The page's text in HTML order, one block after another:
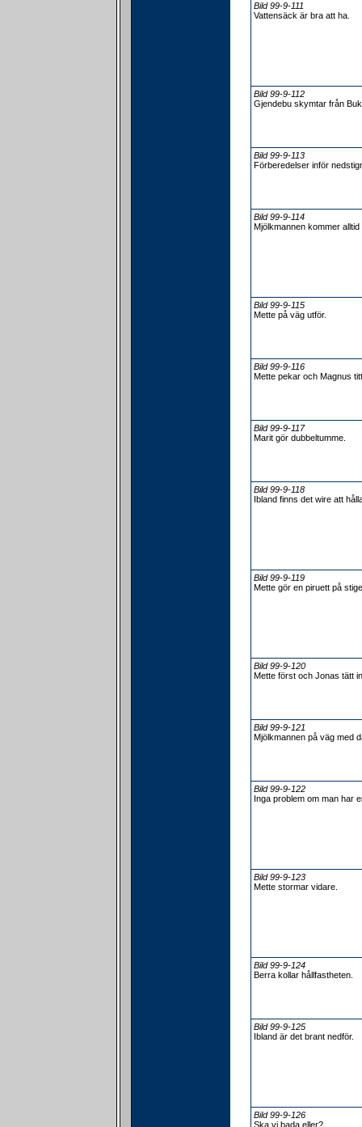
Bild 99-9-111
Vattensäck är bra att ha.
Bild 99-9-112
Gjendebu skymtar från
Bild 99-9-113
Förberedelser inför
Bild 99-9-114
Mjölkmannen kommer alltid
Bild 99-9-115
Mette på väg utför.
Bild 99-9-116
Mette pekar och Magnus
Bild 99-9-117
Marit gör dubbeltumme.
Bild 99-9-118
Ibland finns det wire att
Bild 99-9-119
Mette gör en piruett på
Bild 99-9-120
Mette först och Jonas tätt
Bild 99-9-121
Mjölkmannen på väg med
Bild 99-9-122
Inga problem om man har
Bild 99-9-123
Mette stormar vidare.
Bild 99-9-124
Berra kollar hållfastheten.
Bild 99-9-125
Ibland är det brant nedför.
Bild 99-9-126
Ska vi bada eller?